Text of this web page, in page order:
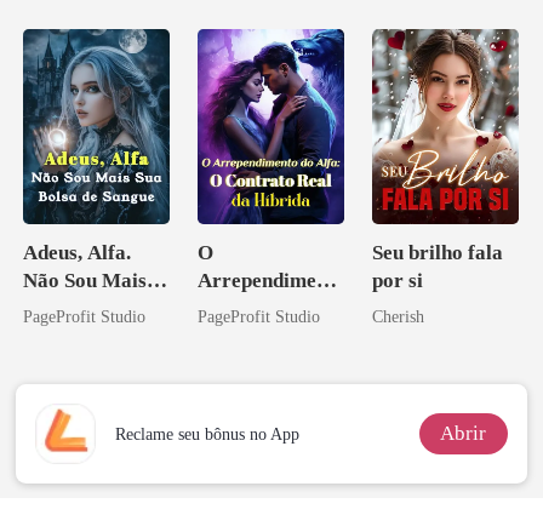
Adeus, Alfa.
Não Sou Mais
Sua Bolsa de
PageProfit Studio
O
Arrependiment
o do Alfa: O
PageProfit Studio
Seu brilho fala
por si
Cherish
Reclame seu bônus no App Abrir